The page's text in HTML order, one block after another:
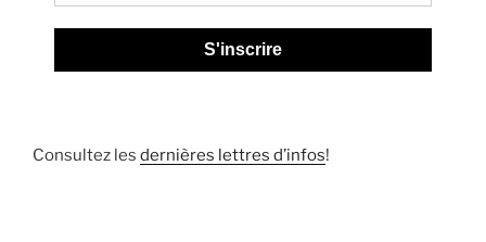
S'inscrire
Consultez les dernières lettres d’infos!